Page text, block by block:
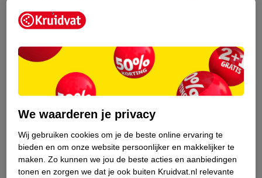
Kruidvat is een erkend specialist in
zelfzorg, ook online. Wat je
gezondheidsvraag ook is, stel hem aan
Stel je gezondheidsvraag
We waarderen je privacy
Wij gebruiken cookies om je de beste online ervaring te
bieden en om onze website persoonlijker en makkelijker te
maken. Zo kunnen we jou de beste acties en aanbiedingen
tonen en zorgen we dat je ook buiten Kruidvat.nl relevante